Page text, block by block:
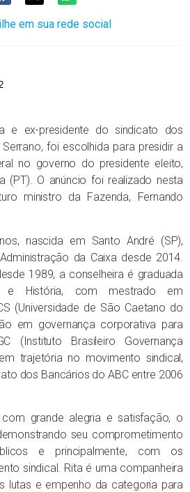
em sua rede social
e ex-presidente do sindicato dos
foi escolhida para presidir a
no governo do presidente eleito,
(PT). O anúncio foi realizado nesta
ministro da Fazenda, Fernando
nascida em Santo André (SP),
da Caixa desde 2014.
1989, a conselheira é graduada
e História, com mestrado em
(Universidade de São Caetano do
em governança corporativa para
(Instituto Brasileiro Governança
trajetória no movimento sindical,
dos Bancários do ABC entre 2006
grande alegria e satisfação, o
seu comprometimento
e principalmente, com os
sindical. Rita é uma companheira
lutas e empenho da categoria para